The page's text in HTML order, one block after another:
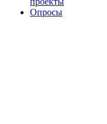
Опросы